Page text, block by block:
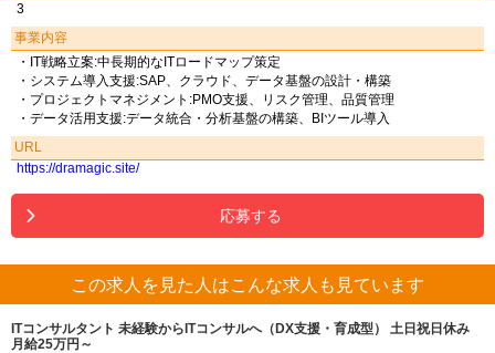
3
事業内容
・IT戦略立案:中長期的なITロードマップ策定
・システム導入支援:SAP、クラウド、データ基盤の設計・構築
・プロジェクトマネジメント:PMO支援、リスク管理、品質管理
・データ活用支援:データ統合・分析基盤の構築、BIツール導入
URL
https://dramagic.site/
応募する
この求人を見た人はこんな求人も見ています
ITコンサルタント 未経験からITコンサルへ（DX支援・育成型） 土日祝日休み
月給25万円～